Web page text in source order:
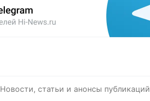
Новости, статьи и анонсы публикаций